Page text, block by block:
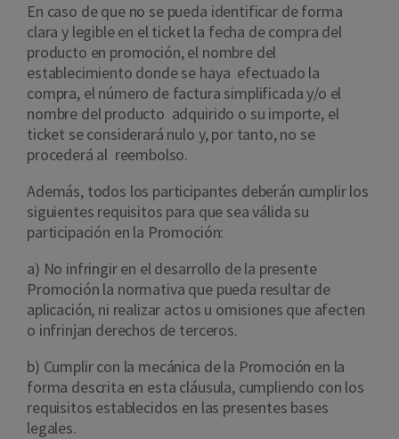
En caso de que no se pueda identificar de forma
clara y legible en el ticket la fecha de compra del
producto en promoción, el nombre del
establecimiento donde se haya efectuado la
compra, el número de factura simplificada y/o el
nombre del producto adquirido o su importe, el
ticket se considerará nulo y, por tanto, no se
procederá al reembolso.
Además, todos los participantes deberán cumplir los
siguientes requisitos para que sea válida su
participación en la Promoción:
a) No infringir en el desarrollo de la presente
Promoción la normativa que pueda resultar de
aplicación, ni realizar actos u omisiones que afecten
o infrinjan derechos de terceros.
b) Cumplir con la mecánica de la Promoción en la
forma descrita en esta cláusula, cumpliendo con los
requisitos establecidos en las presentes bases
legales.